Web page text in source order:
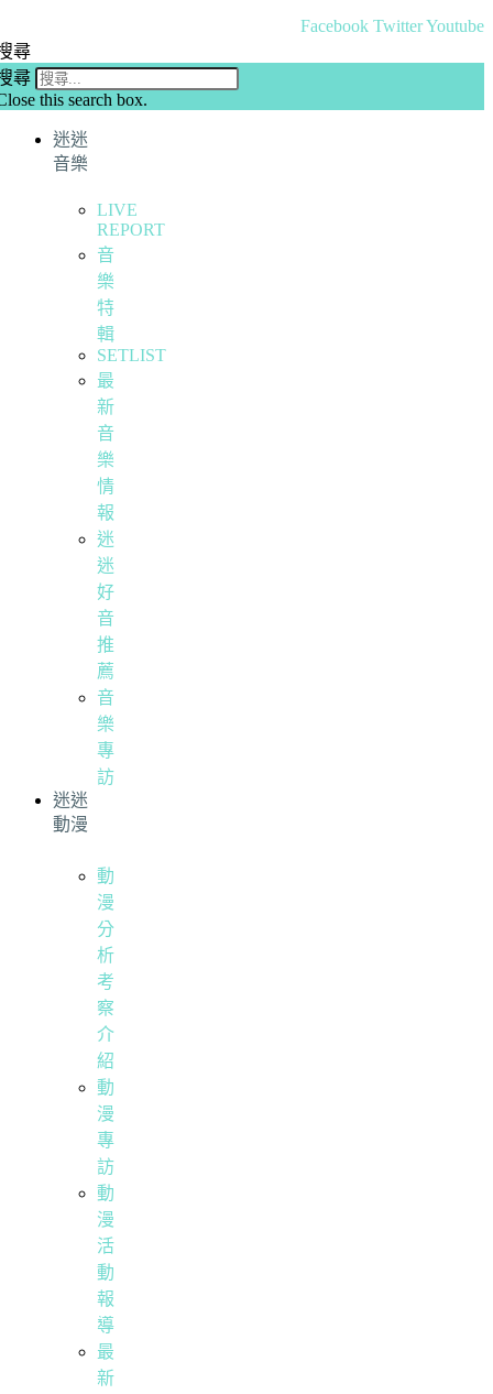
Facebook TwitterYoutube
尋
尋
this search box.
迷迷
音樂
LIVE
REPORT
音
樂
特
輯
SETLIST
最
新
音
樂
情
報
迷
迷
好
音
推
薦
音
樂
專
訪
迷迷
動漫
動
漫
分
析
考
察
介
紹
動
漫
專
訪
動
漫
活
動
報
導
最
新